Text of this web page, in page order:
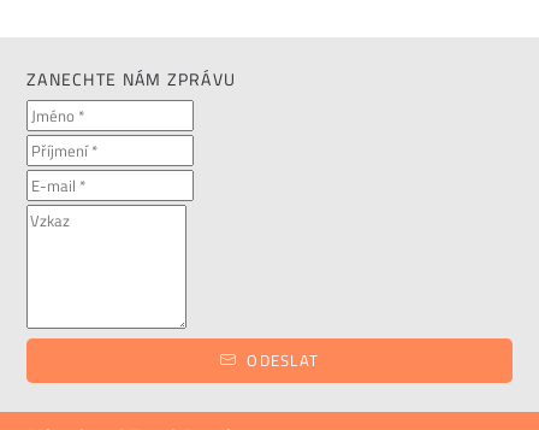
ZANECHTE NÁM ZPRÁVU
ODESLAT